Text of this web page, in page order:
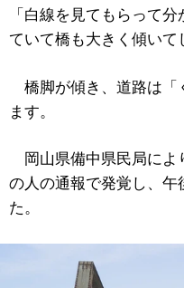
「白線を見てもらって
ていて橋も大きく傾いて
橋脚が傾き、道路は「
ます。
岡山県備中県民局によ
の人の通報で発覚し、午
た。